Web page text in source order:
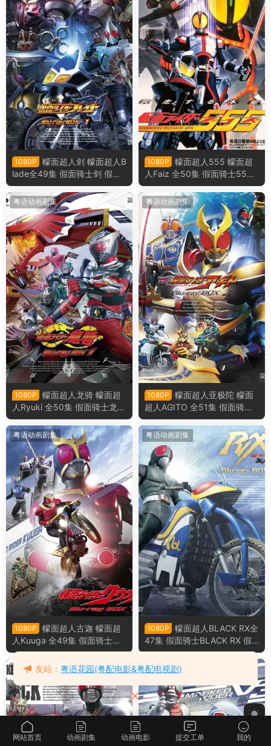
1080P
幪面超人剑 幪面超人B
lade全49集 假面骑士剑 假面
骑士Blade粤语版
1080P
幪面超人555 幪面超
人Faiz 全50集 假面骑士555
假面骑士Faiz粤语版
粤语动画剧集
1080P
幪面超人龙骑 幪面超
人Ryuki 全50集 假面骑士龙骑
假面骑士Ryuki粤语版
粤语动画剧集
1080P
幪面超人亚极陀 幪面
超人AGITO 全51集 假面骑士
亚极陀 假面骑士AGITO 粤语
版
粤语动画剧集
1080P
幪面超人古迦 幪面超
人Kuuga 全49集 假面骑士空
我 假面骑士Kugga粤语版
粤语动画剧集
1080P
幪面超人BLACK RX全
47集 假面骑士BLACK RX 假
面骑士暗日 RX粤语版
粤语动画剧集 粤语动画剧集
网站首页 动画剧集 动画电影 提交工单 我的
友站：粤语花园(粤配电影&粤配电视剧)